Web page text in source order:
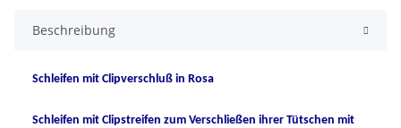
Beschreibung
Schleifen mit Clipverschluß in Rosa
Schleifen mit Clipstreifen zum Verschließen ihrer Tütschen mit